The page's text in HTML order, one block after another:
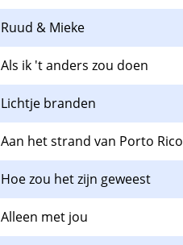
Ruud & Mieke
Als ik 't anders zou doen
Lichtje branden
Aan het strand van Porto Rico
Hoe zou het zijn geweest
Alleen met jou